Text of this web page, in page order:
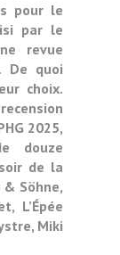
pour le
par le
revue
De quoi
choix.
2025,
douze
de la
Söhne,
L’Épée
Miki